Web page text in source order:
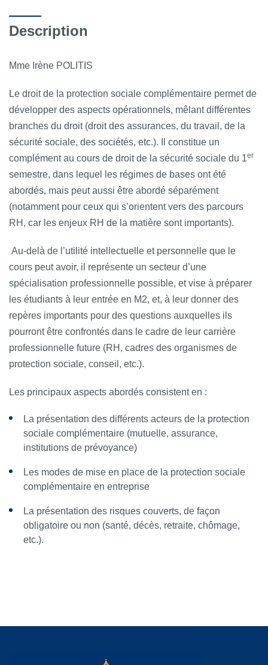
Description
Mme Irène POLITIS
Le droit de la protection sociale complémentaire permet de
développer des aspects opérationnels, mêlant différentes
branches du droit (droit des assurances, du travail, de la
sécurité sociale, des sociétés, etc.). Il constitue un
complément au cours de droit de la sécurité sociale du 1er
semestre, dans lequel les régimes de bases ont été
abordés, mais peut aussi être abordé séparément
(notamment pour ceux qui s’orientent vers des parcours
RH, car les enjeux RH de la matière sont importants).
Au-delà de l’utilité intellectuelle et personnelle que le
cours peut avoir, il représente un secteur d’une
spécialisation professionnelle possible, et vise à préparer
les étudiants à leur entrée en M2, et, à leur donner des
repères importants pour des questions auxquelles ils
pourront être confrontés dans le cadre de leur carrière
professionnelle future (RH, cadres des organismes de
protection sociale, conseil, etc.).
Les principaux aspects abordés consistent en :
La présentation des différents acteurs de la protection
sociale complémentaire (mutuelle, assurance,
institutions de prévoyance)
Les modes de mise en place de la protection sociale
complémentaire en entreprise
La présentation des risques couverts, de façon
obligatoire ou non (santé, décès, retraite, chômage,
etc.).